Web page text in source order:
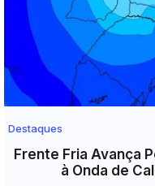
Destaques
Frente Fria Avança
à Onda de